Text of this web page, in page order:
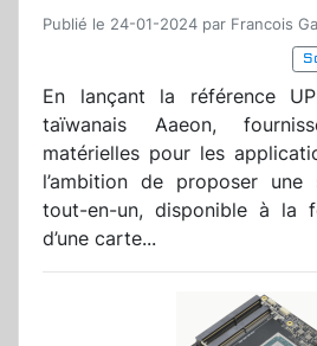
Publié le 24-01-2024 par Francois
En lançant la référence
taïwanais Aaeon,
matérielles pour les
l’ambition de proposer une
tout-en-un, disponible à la
d’une carte...